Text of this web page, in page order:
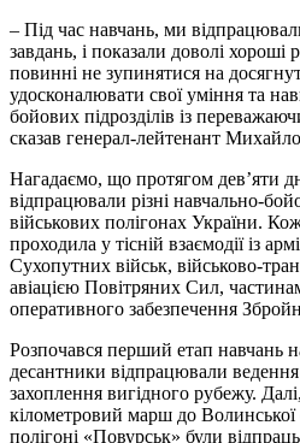
– Під час навчань, ми
завдань, і показали доволі хороші
повинні не зупинятися на
удосконалювати свої уміння та
бойових підрозділів із
сказав генерал-лейтенант
Нагадаємо, що протягом дев’яти
відпрацювали різні навчально-
військових полігонах України.
проходила у тісній взаємодії із
Сухопутних військ, військово-
авіацією Повітряних Сил,
оперативного забезпечення
Розпочався перший етап навчань
десантники відпрацювали
захоплення вигідного рубежу.
кілометровий марш до Волинської
полігоні «Повурськ» були